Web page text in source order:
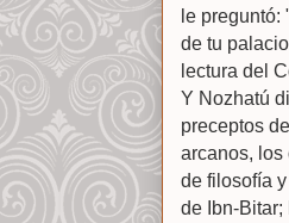
le preguntó:
de tu
lectura del
Y Nozhatú
preceptos
arcanos, los
de filosofía
de Ibn-